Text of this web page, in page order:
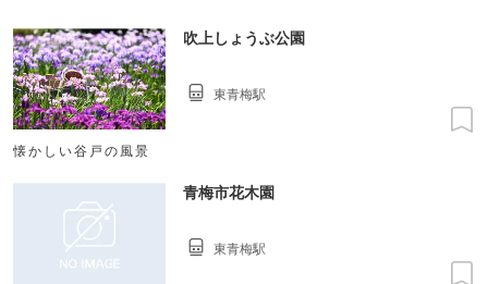
吹上しょうぶ公園
懐かしい谷戸の風景
東青梅駅
青梅市花木園
東青梅駅